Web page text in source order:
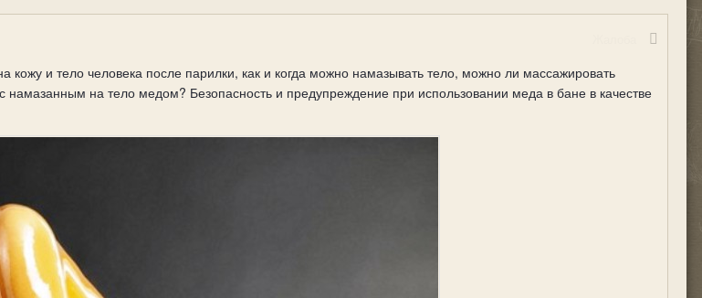
кожу и тело человека после парилки, как и когда можно намазывать тело, можно ли массажировать
на тело медом? Безопасность и предупреждение при использовании меда в бане в качестве